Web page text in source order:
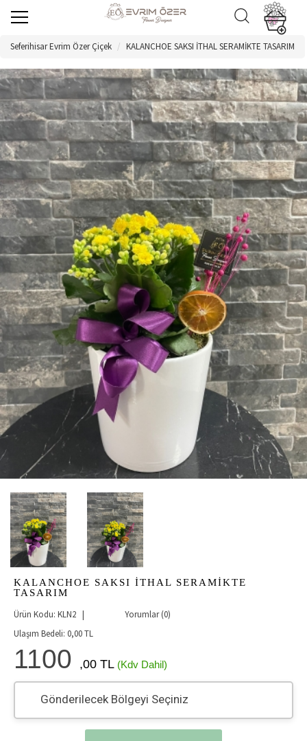
Seferihisar Evrim Özer Çiçek KALANCHOE SAKSI İTHAL SERAMİKTE TASARIM
KALANCHOE SAKSI İTHAL SERAMİKTE
TASARIM
Ürün Kodu: KLN2 |
Yorumlar (0)
Ulaşım Bedeli: 0,00TL
1100 ,00 TL (Kdv Dahil)
Gönderilecek Bölgeyi Seçiniz